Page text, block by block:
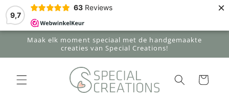
9,7
63 Reviews ×
Meteen
naar de
content
Maak elk moment speciaal met de handgemaakte
creaties van Special Creations!
Winkelwagen